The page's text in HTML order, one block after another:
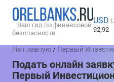
Ваш гид по финансовой
безопасности
USD
92,92
На главную / Первый
Подать онлайн
Первый